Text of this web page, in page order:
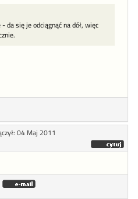
da się je odciągnąć na dół, więc
04 Maj 2011